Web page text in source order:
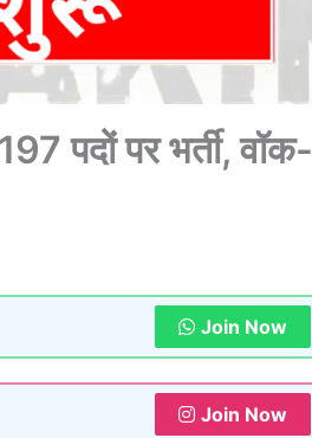
पदों पर भर्ती, वॉक-
Join Now
Join Now